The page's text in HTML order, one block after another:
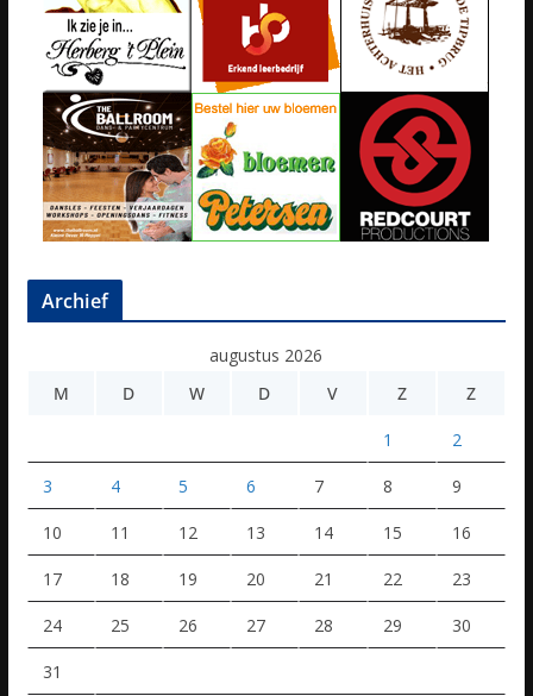
Archief
augustus 2026
M
D W D V Z Z
1 2
3 4 5 6 7 8 9
10 11 12 13 14 15 16
17 18 19 20 21 22 23
24 25 26 27 28 29 30
31